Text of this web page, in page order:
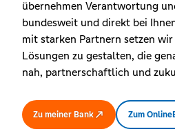
übernehmen Verantwortung
bundesweit und direkt bei
mit starken Partnern setzen
Lösungen zu gestalten, die
nah, partnerschaftlich und
Zu meiner Bank Zum